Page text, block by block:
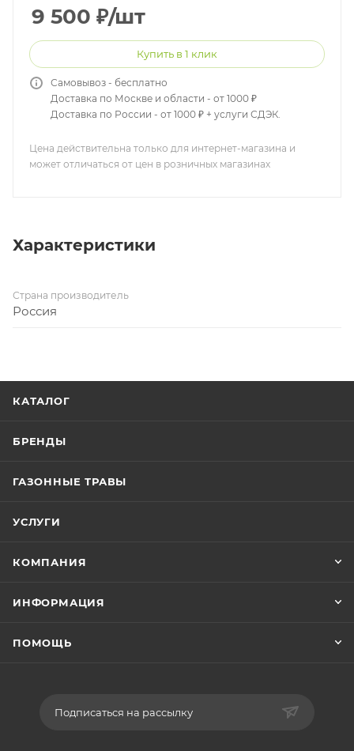
9 500 ₽/шт
Купить в 1 клик
Самовывоз - бесплатно
Доставка по Москве и области - от 1000 ₽
Доставка по России - от 1000 ₽ + услуги СДЭК.
Цена действительна только для интернет-магазина и
может отличаться от цен в розничных магазинах
Характеристики
Страна производитель
Россия
КАТАЛОГ
БРЕНДЫ
ГАЗОННЫЕ ТРАВЫ
УСЛУГИ
КОМПАНИЯ
ИНФОРМАЦИЯ
ПОМОЩЬ
Подписаться на рассылку